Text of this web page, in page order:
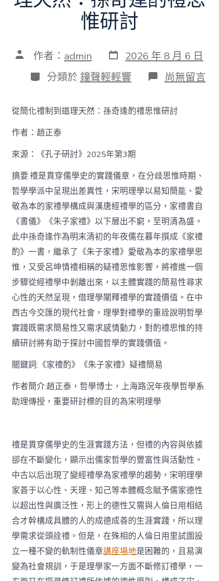
惟研討
文 作者： admin 發
表
日
期
2026 年 8 月 6 日
分
類
分類於 鐘聲輕輕響 在
〈【趙
泰
找
空
間】
從
簡
化
禮
制
到
道
理
天
然：
孫
奇
逢
酌
禮
思
中
尚無留言
從簡化禮制到道理天然：孫奇逢酌禮思惟研討
作者：趙正泰
來源：《孔子研討》2025年第3期
摘要:禮是貫穿儒學史的實踐儀章，在分歧思惟時期、
哲學學派中呈現出差異性，宋明理學以易知簡能、愛
敬為本的家禮學構成與漢唐經禮學的區分，家禮書自
《書儀》《朱子家禮》以下層出不窮，至明清為盛。
此中孫奇逢作為明末清初的年夜儒在暮年撰成《家禮
酌》一書，繼承了《朱子家禮》愛敬為本的家禮學思
惟，又受呂坤情禮相稱的疑禮思惟影響，將禮進一個
步驟從經禮學中剝離出來，以主體實踐的簡易性尋求
心性的天然呈現，借理學闡釋禮學的實踐價值。在中
西古今交匯的現代社會，理學對禮學的重詮說明哲學
實踐既需求簡易性又需求感情動力，對酌禮思惟的持
續研討將有助于探討中國哲學的實踐價值。
關鍵詞:《家禮酌》《朱子家禮》疑禮簡易
作者簡介:趙正泰，哲學博士，上海路況年夜學哲學系
助理傳授，重要研討標的目的為宋明理學
禮是貫穿儒學史的生涯實踐方法，但禮的內容與依據
卻在不斷變化，顯示出儒家哲學的豐富性與活動性。
中古以后出現了變經禮學為家禮學的趨勢，宋明理學
家善于以心性、天理、知己等本體概念賦予儒家德性
以超出性與廣泛性，形上的德性又需與人倫日用相結
合才幹構成具體的人的成德成善的生涯實踐，所以理
學需求從頭詮禮。但是，在殊相的人倫日用里試圖設
立一種不變的軌制性儀章講座場地是困難的，且易演
變為社會規訓，于是理學家一方面不斷修訂禮學，一